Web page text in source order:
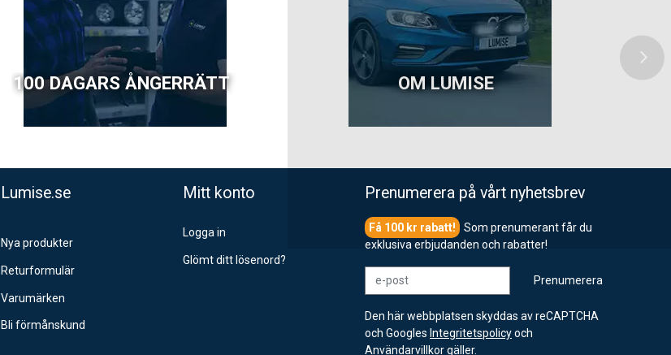
100 DAGARS ÅNGERRÄTT OM LUMISE
Lumise.se
Nya produkter
Returformulär
Varumärken
Bli förmånskund
Mitt konto
Logga in
Glömt ditt lösenord?
Prenumerera på vårt nyhetsbrev
Som prenumerant får du
exklusiva erbjudanden och rabatter!
Prenumerera
Den här webbplatsen skyddas av reCAPTCHA
och Googles Integritetspolicyoch
Användarvillkorgäller.